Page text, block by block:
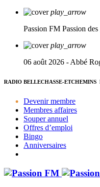
play_arrow
Passion FM Passion
play_arrow
06 août 2026 - Abbé
RADIO BELLECHASSE-ETCHEMINS
Devenir membre
Membres affaires
Souper annuel
Offres d’emploi
Bingo
Anniversaires